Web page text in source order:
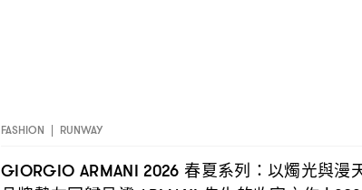
FASHION | RUNWAY
GIORGIO ARMANI 2026 春夏系列 ：以燭光與漫